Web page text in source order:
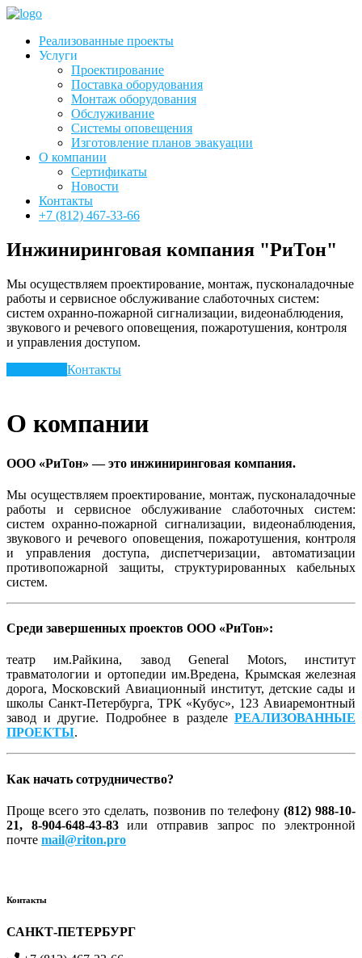
Реализованные проекты
Услуги
Проектирование
Поставка оборудования
Монтаж оборудования
Обслуживание
Системы оповещения
Изготовление планов эвакуации
О компании
Сертификаты
Новости
Контакты
+7 (812) 467-33-66
Инжиниринговая компания "РиТон"
Мы осуществляем проектирование, монтаж, пусконаладочные
работы и сервисное обслуживание слаботочных систем:
систем охранно-пожарной сигнализации, видеонаблюдения,
звукового и речевого оповещения, пожаротушения, контроля
и управления доступом.
Контакты
О компании
ООО «РиТон» — это инжиниринговая компания.
Мы осуществляем проектирование, монтаж, пусконаладочные
работы и сервисное обслуживание слаботочных систем:
систем охранно-пожарной сигнализации, видеонаблюдения,
звукового и речевого оповещения, пожаротушения, контроля
и управления доступа, диспетчеризации, автоматизации
противопожарной защиты, структурированных кабельных
систем.
Среди завершенных проектов ООО «РиТон»:
театр им.Райкина, завод General Motors, институт
травматологии и ортопедии им.Вредена, Крымская железная
дорога, Московский Авиационный институт, детские сады и
школы Санкт-Петербурга, ТРК «Кубус», 123 Авиаремонтный
завод и другие. Подробнее в разделе РЕАЛИЗОВАННЫЕ
ПРОЕКТЫ.
Как начать сотрудничество?
Проще всего это сделать, позвонив по телефону (812) 988-10-
21, 8-904-648-43-83или отправив запрос по электронной
почте mail@riton.pro
Контакты
САНКТ-ПЕТЕРБУРГ